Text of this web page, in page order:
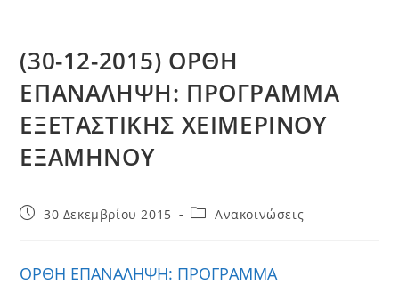
(30-12-2015) ΟΡΘΗ
ΕΠΑΝΑΛΗΨΗ: ΠΡΟΓΡΑΜΜΑ
ΕΞΕΤΑΣΤΙΚΗΣ ΧΕΙΜΕΡΙΝΟΥ
ΕΞΑΜΗΝΟΥ
Post30 Δεκεμβρίου 2015
PostΑνακοινώσεις
ΟΡΘΗ ΕΠΑΝΑΛΗΨΗ: ΠΡΟΓΡΑΜΜΑ